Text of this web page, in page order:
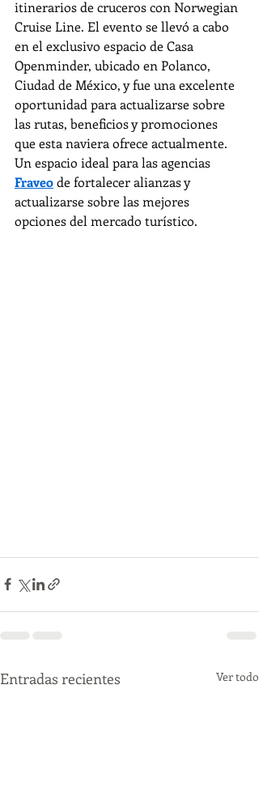
itinerarios de cruceros con Norwegian
Cruise Line. El evento se llevó a cabo
en el exclusivo espacio de Casa
Openminder, ubicado en Polanco,
Ciudad de México, y fue una excelente
oportunidad para actualizarse sobre
las rutas, beneficios y promociones
que esta naviera ofrece actualmente.
Un espacio ideal para las agencias
Fraveo de fortalecer alianzas y
actualizarse sobre las mejores
opciones del mercado turístico.
Entradas recientes Ver todo